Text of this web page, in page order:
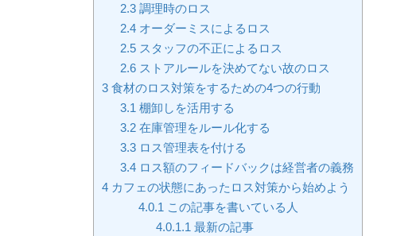
2.3調理時のロス
2.4オーダーミスによるロス
2.5スタッフの不正によるロス
2.6ストアルールを決めてない故のロス
3 食材のロス対策をするための4つの行動
3.1 棚卸しを活用する
3.2在庫管理をルール化する
3.3ロス管理表を付ける
3.4ロス額のフィードバックは経営者の義務
4 カフェの状態にあったロス対策から始めよう
4.0.1 この記事を書いている人
4.0.1.1 最新の記事